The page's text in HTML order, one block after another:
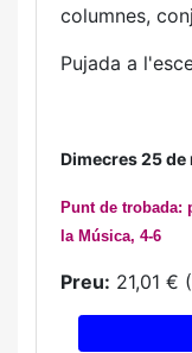
columnes,
Pujada a
Dimecres 25 de
Punt de trobada:
la Música, 4-6
Preu: 21,01 €